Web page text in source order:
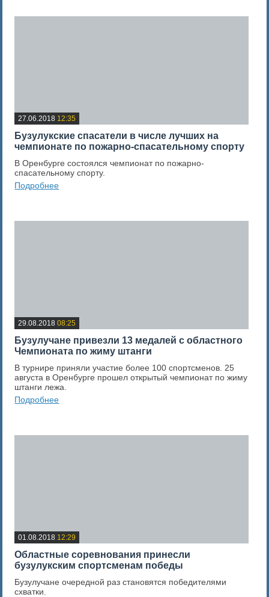
27.06.2018 12:35
Бузулукские спасатели в числе лучших на
чемпионате по пожарно-спасательному спорту
В Оренбурге состоялся чемпионат по пожарно-
спасательному спорту.
Подробнее
29.08.2018 08:25
Бузулучане привезли 13 медалей с областного
Чемпионата по жиму штанги
В турнире приняли участие более 100 спортсменов. 25
августа в Оренбурге прошел открытый чемпионат по жиму
штанги лежа.
Подробнее
01.08.2018 12:29
Областные соревнования принесли
бузулукским спортсменам победы
Бузулучане очередной раз становятся победителями
схватки.